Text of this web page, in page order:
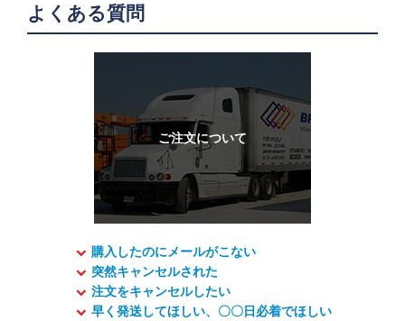
よくある質問
購入したのにメールがこない
突然キャンセルされた
注文をキャンセルしたい
早く発送してほしい、〇〇日必着でほしい